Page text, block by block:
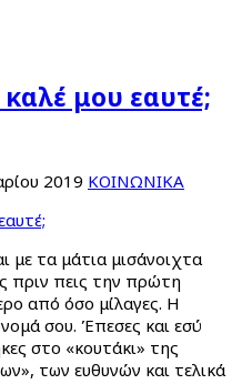
καλέ μου εαυτέ;
2019 ΚΟΙΝΩΝΙΚΑ
με τα μάτια μισάνοιχτα
πριν πεις την πρώτη
από όσο μίλαγες. Η
σου. Έπεσες και εσύ
στο «κουτάκι» της
των ευθυνών και τελικά